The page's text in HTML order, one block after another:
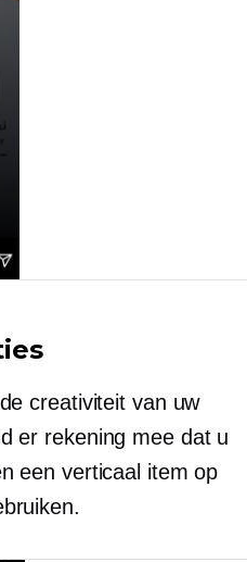
creativiteit van uw
er rekening mee dat u
een verticaal item op